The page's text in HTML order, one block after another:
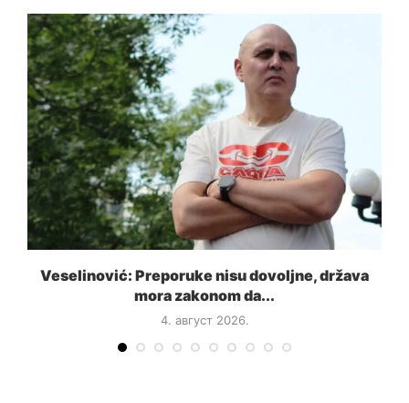
Veselinović: Preporuke nisu dovoljne, država
mora zakonom da...
4. август 2026.